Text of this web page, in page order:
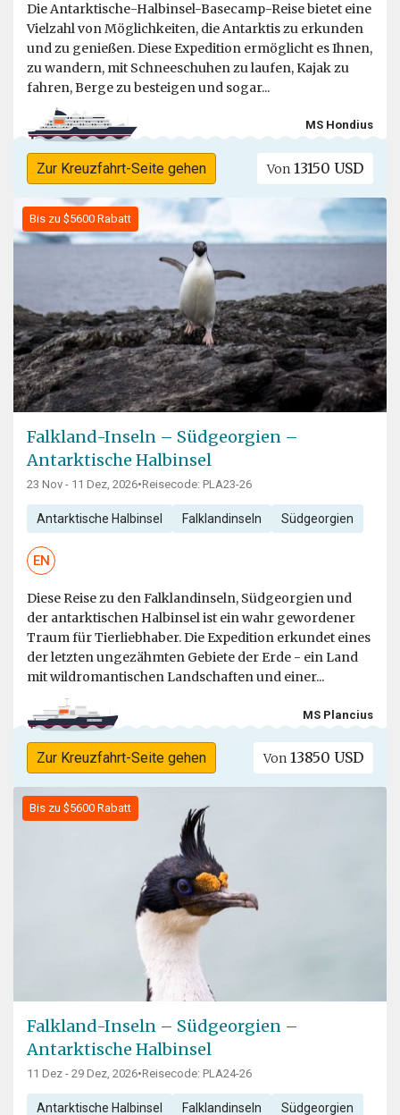
Die Antarktische-Halbinsel-Basecamp-Reise bietet eine
Vielzahl von Möglichkeiten, die Antarktis zu erkunden
und zu genießen. Diese Expedition ermöglicht es Ihnen,
zu wandern, mit Schneeschuhen zu laufen, Kajak zu
fahren, Berge zu besteigen und sogar...
MS Hondius
Zur Kreuzfahrt-Seite gehen Von 13150 USD
Bis zu $5600 Rabatt
Falkland-Inseln – Südgeorgien –
Antarktische Halbinsel
23 Nov - 11 Dez, 2026•Reisecode: PLA23-26
Antarktische Halbinsel Falklandinseln Südgeorgien
EN
Diese Reise zu den Falklandinseln, Südgeorgien und
der antarktischen Halbinsel ist ein wahr gewordener
Traum für Tierliebhaber. Die Expedition erkundet eines
der letzten ungezähmten Gebiete der Erde - ein Land
mit wildromantischen Landschaften und einer...
MS Plancius
Zur Kreuzfahrt-Seite gehen Von 13850 USD
Bis zu $5600 Rabatt
Falkland-Inseln – Südgeorgien –
Antarktische Halbinsel
11 Dez - 29 Dez, 2026•Reisecode: PLA24-26
Antarktische Halbinsel Falklandinseln Südgeorgien